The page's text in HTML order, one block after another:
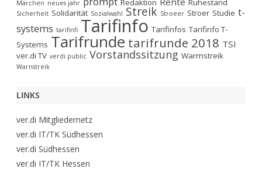
Märchen neues jahr Redaktion Ruhestand
Sicherheit Solidarität Sozialwahl Streik Stroeer Stroer Studie t-
systems tarifinfi Tarifinfo Tarifinfos Tarifinfo T-
Systems Tarifrunde tarifrunde 2018 TSI
ver.di TV verdi public Vorstandssitzung Warmstreik
Warnstreik
LINKS
ver.di Mitgliedernetz
ver.di IT/TK Südhessen
ver.di Südhessen
ver.di IT/TK Hessen